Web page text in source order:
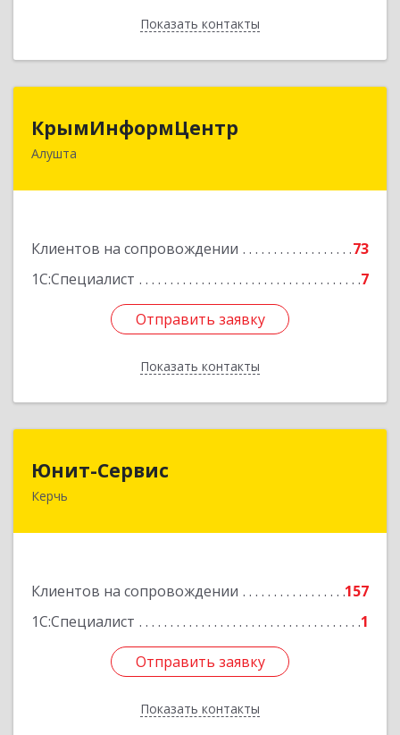
Показать контакты
Назад
КрымИнформЦентр
Алушта
Клиентов на сопровождении
73
1С:Специалист
7
Отправить заявку
Показать контакты
298500, Крым Респ, Алушта г, Горького ул, дом
Отправить заявку
Назад
Юнит-Сервис
Керчь
Клиентов на сопровождении
157
1С:Специалист
1
Отправить заявку
Показать контакты
298300, Крым Респ, Керчь г, Кооперативный
Отправить заявку
Назад